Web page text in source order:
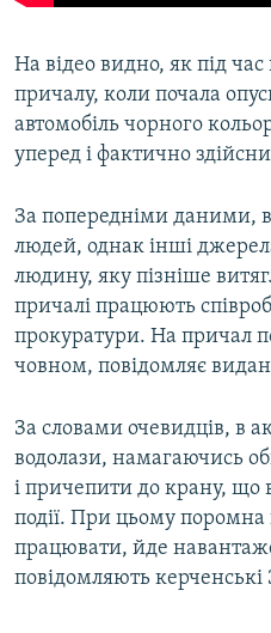
На відео видно, як під
причалу, коли почала
автомобіль чорного
уперед і фактично
За попередніми даними,
людей, однак інші
людину, яку пізніше
причалі працюють
прокуратури. На причал
човном, повідомляє
За словами очевидців, в
водолази, намагаючись
і причепити до крану, що
події. При цьому
працювати, йде
повідомляють керченські